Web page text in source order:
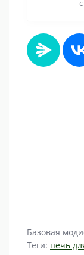
Базовая
Теги: печь